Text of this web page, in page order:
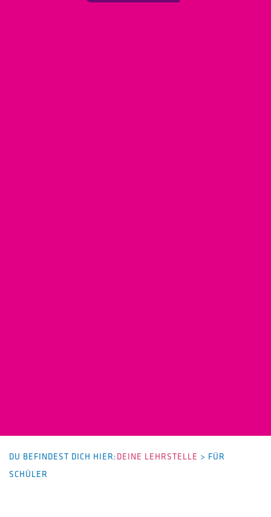
DU BEFINDEST DICH HIER:DEINE LEHRSTELLE > FÜR
SCHÜLER